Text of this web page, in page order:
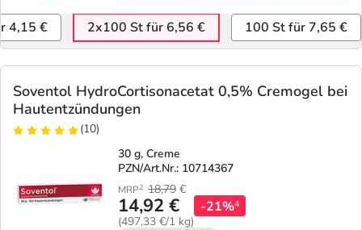
4,15 € 2x100 St für 6,56 € 100 St für 7,65 €
Soventol HydroCortisonacetat 0,5% Cremogel bei
Hautentzündungen
(10)
30 g, Creme
PZN/Art.Nr.: 10714367
MRP2 18,79 €
14,92 €
(497,33 €/1 kg)
-21%4